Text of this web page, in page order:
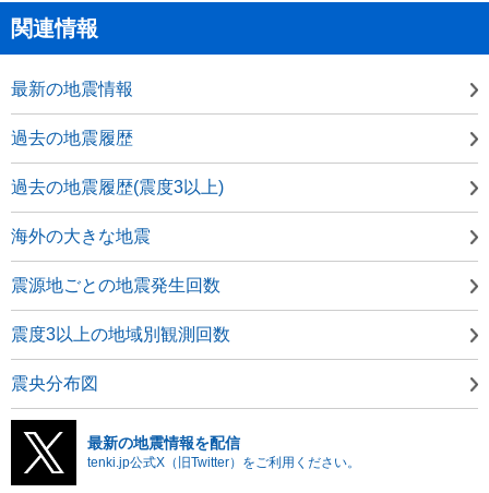
関連情報
最新の地震情報
過去の地震履歴
過去の地震履歴(震度3以上)
海外の大きな地震
震源地ごとの地震発生回数
震度3以上の地域別観測回数
震央分布図
最新の地震情報を配信
tenki.jp公式X（旧Twitter）をご利用ください。